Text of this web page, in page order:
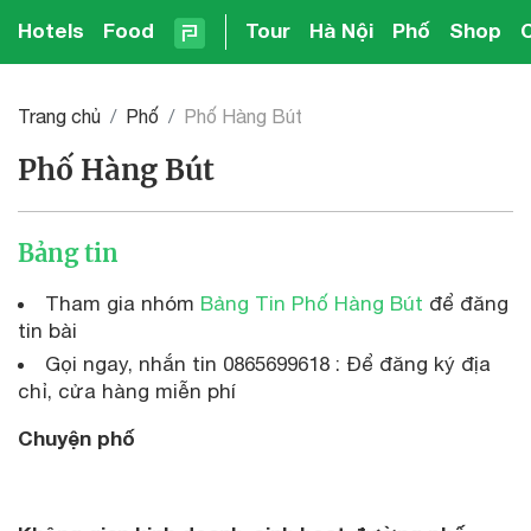
Hotels Food Tour Hà Nội Phố Shop
Trang chủ Phố Phố Hàng Bút
Phố Hàng Bút
Bảng tin
Tham gia nhóm Bảng Tin Phố Hàng Bút để đăng
tin bài
Gọi ngay, nhắn tin 0865699618 : Để đăng ký địa
chỉ, cửa hàng miễn phí
Chuyện phố